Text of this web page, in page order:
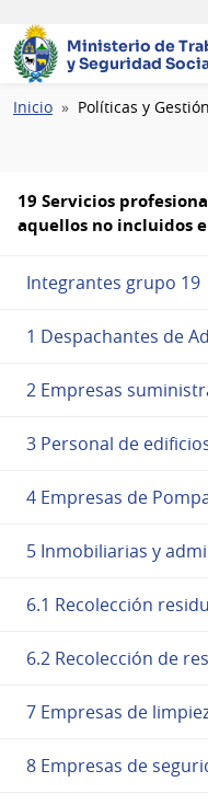
Ministerio de
y Seguridad
Ruta
Inicio Políticas y Gestión
19 Servicios
aquellos no incluidos
Integrantes grupo 19
1 Despachantes de
2 Empresas
3 Personal de
4 Empresas de
5 Inmobiliarias y
6.1 Recolección
6.2 Recolección de
7 Empresas de
8 Empresas de